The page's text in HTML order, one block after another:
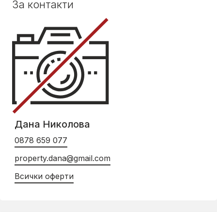
За контакти
Дана Николова
0878 659 077
property.dana@gmail.com
Всички оферти